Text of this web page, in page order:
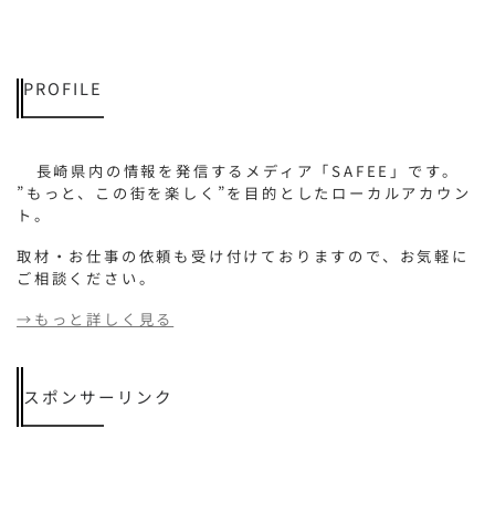
PROFILE
長崎県内の情報を発信するメディア「SAFEE」です。
”もっと、この街を楽しく”を目的としたローカルアカウン
ト。
取材・お仕事の依頼も受け付けておりますので、お気軽に
ご相談ください。
→もっと詳しく見る
スポンサーリンク